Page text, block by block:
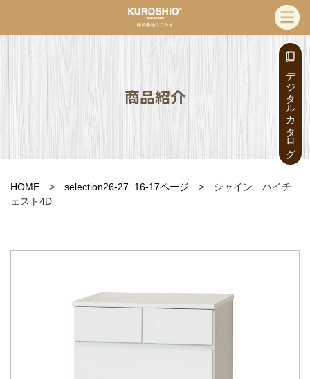
デジタルカタログ
商品紹介
HOME > selection26-27_16-17ページ > シャイン ハイチ
ェスト4D